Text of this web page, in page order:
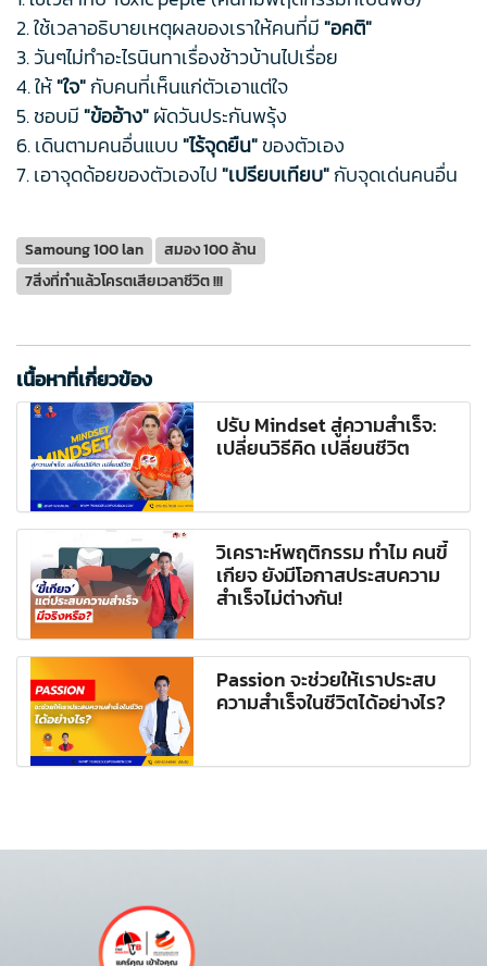
2. ใช้เวลาอธิบายเหตุผลของเราให้คนที่มี"อคติ"
3. วันๆไม่ทำอะไรนินทาเรื่องช้าวบ้านไปเรื่อย
4. ให้"ใจ"กับคนที่เห็นแก่ตัวเอาแต่ใจ
5. ชอบมี"ข้ออ้าง"ผัดวันประกันพรุ้ง
6. เดินตามคนอื่นแบบ"ไร้จุดยืน"ของตัวเอง
7. เอาจุดด้อยของตัวเองไป"เปรียบเทียบ"กับจุดเด่นคนอื่น
Samoung 100 lan
สมอง 100 ล้าน
7สิ่งที่ทำแล้วโครตเสียเวลาชีวิต !!!
เนื้อหาที่เกี่ยวข้อง
ปรับ Mindset สู่ความสำเร็จ:
เปลี่ยนวิธีคิด เปลี่ยนชีวิต
วิเคราะห์พฤติกรรม ทำไม คนขี้
เกียจ ยังมีโอกาสประสบความ
สำเร็จไม่ต่างกัน!
Passion จะช่วยให้เราประสบ
ความสำเร็จในชีวิตได้อย่างไร?